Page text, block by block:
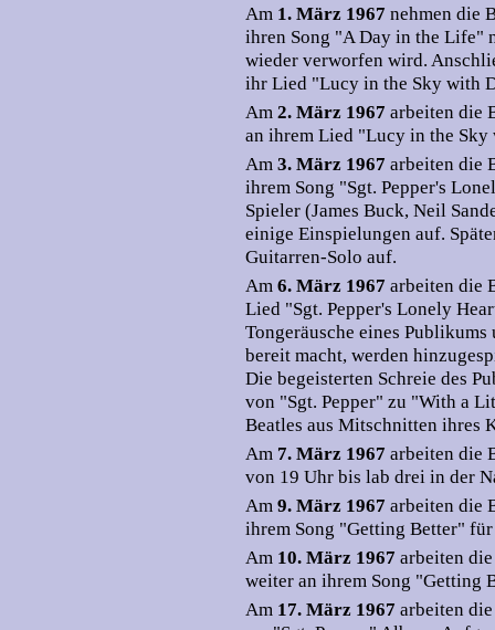
Am 1. März 1967 nehmen die
ihren Song "A Day in the Life"
wieder verworfen wird.
ihr Lied "Lucy in the Sky with
Am 2. März 1967 arbeiten die
an ihrem Lied "Lucy in the Sky
Am 3. März 1967 arbeiten die
ihrem Song "Sgt. Pepper's
Spieler (James Buck, Neil
einige Einspielungen auf.
Guitarren-Solo auf.
Am 6. März 1967 arbeiten die
Lied "Sgt. Pepper's Lonely
Tongeräusche eines
bereit macht, werden
Die begeisterten Schreie des
von "Sgt. Pepper" zu "With a
Beatles aus Mitschnitten ihres
Am 7. März 1967 arbeiten die
von 19 Uhr bis lab drei in der
Am 9. März 1967 arbeiten die
ihrem Song "Getting Better" für
Am 10. März 1967 arbeiten
weiter an ihrem Song "Getting
Am 17. März 1967 arbeiten